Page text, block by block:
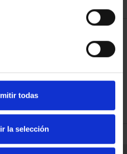
todas
la selección